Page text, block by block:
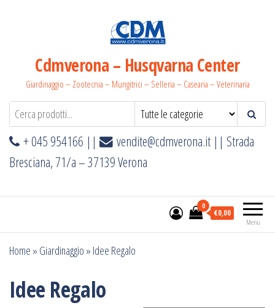
Cdmverona – Husqvarna Center
Giardinaggio – Zootecnia – Mungitrici – Selleria – Casearia – Veterinaria
+ 045 954166 || vendite@cdmverona.it || Strada
Bresciana, 71/a – 37139 Verona
Menu
0
€0,00
Home » Giardinaggio » Idee Regalo
Idee Regalo